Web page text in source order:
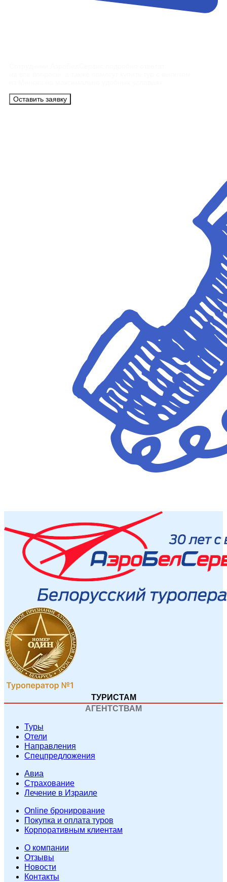
Оставить заявку
ТУРИСТАМ
АГЕНТСТВАМ
Туры
Отели
Направления
Спецпредложения
Авиа
Страхование
Лечение в Израиле
Online бронирование
Покупка и оплата туров
Корпоративным клиентам
O компании
Отзывы
Новости
Контакты